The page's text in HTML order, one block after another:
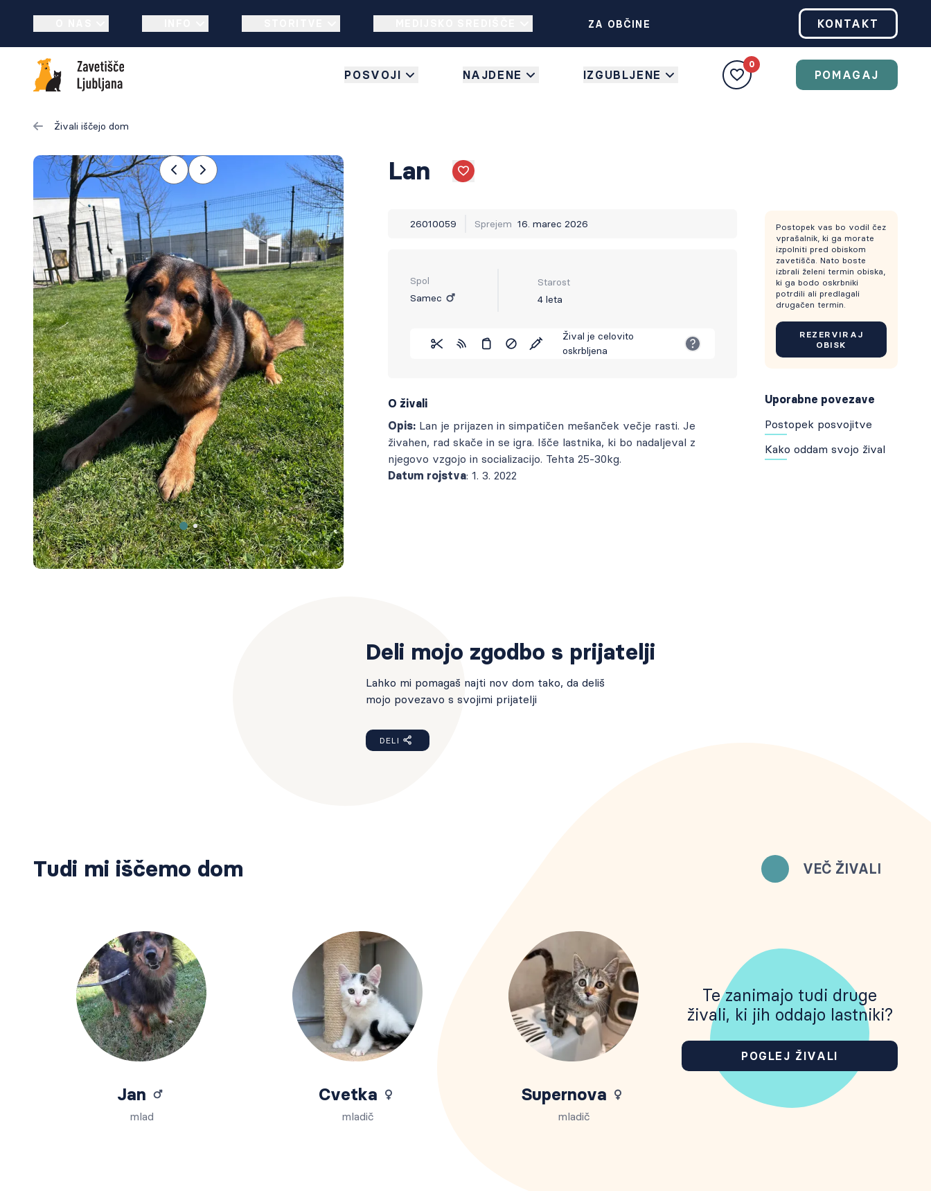
ZA OBČINE KONTAKT
POSVOJI NAJDENE IZGUBLJENE
0
POMAGAJ
Živali iščejo dom
Lan Like
26010059 Sprejem 16. marec 2026
Spol
Samec
Starost
4 leta
Žival je celovito
oskrbljena
O živali
Opis: Lan je prijazen in simpatičen mešanček večje rasti. Je
živahen, rad skače in se igra. Išče lastnika, ki bo nadaljeval z
njegovo vzgojo in socializacijo. Tehta 25-30kg.
Datum rojstva: 1. 3. 2022
Postopek vas bo vodil čez
vprašalnik, ki ga morate
izpolniti pred obiskom
zavetišča. Nato boste
izbrali želeni termin obiska,
ki ga bodo oskrbniki
potrdili ali predlagali
drugačen termin.
REZERVIRAJ
OBISK
Uporabne povezave
Postopek posvojitve
Kako oddam svojo žival
Deli mojo zgodbo s prijatelji
Lahko mi pomagaš najti nov dom tako, da deliš
mojo povezavo s svojimi prijatelji
DELI
Tudi mi iščemo dom VEČ ŽIVALI
Jan
mlad
Cvetka
mladič
Supernova
mladič
Te zanimajo tudi druge
živali, ki jih oddajo lastniki?
POGLEJ ŽIVALI